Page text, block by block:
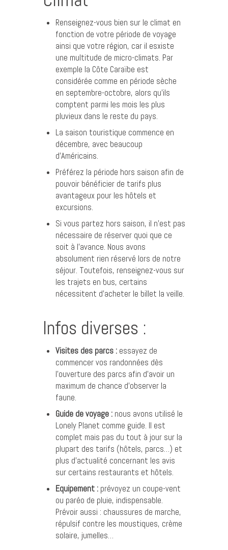
Renseignez-vous bien sur le climat en
fonction de votre période de voyage
ainsi que votre région, car il esxiste
une multitude de micro-climats. Par
exemple la Côte Caraïbe est
considérée comme en période sèche
en septembre-octobre, alors qu’ils
comptent parmi les mois les plus
pluvieux dans le reste du pays.
La saison touristique commence en
décembre, avec beaucoup
d’Américains.
Préférez la période hors saison afin de
pouvoir bénéficier de tarifs plus
avantageux pour les hôtels et
excursions.
Si vous partez hors saison, il n’est pas
nécessaire de réserver quoi que ce
soit à l’avance. Nous avons
absolument rien réservé lors de notre
séjour. Toutefois, renseignez-vous sur
les trajets en bus, certains
nécessitent d’acheter le billet la veille.
Infos diverses :
Visites des parcs :essayez de
commencer vos randonnées dès
l’ouverture des parcs afin d’avoir un
maximum de chance d’observer la
faune.
Guide de voyage :nous avons utilisé le
Lonely Planet comme guide. Il est
complet mais pas du tout à jour sur la
plupart des tarifs (hôtels, parcs…) et
plus d’actualité concernant les avis
sur certains restaurants et hôtels.
Equipement :prévoyez un coupe-vent
ou paréo de pluie, indispensable.
Prévoir aussi : chaussures de marche,
répulsif contre les moustiques, crème
solaire, jumelles…